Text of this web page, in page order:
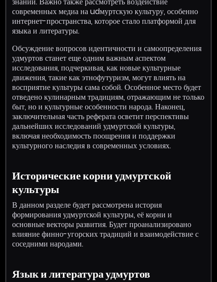
современных медиа на udмуртскую культуру, особенно
интернет-пространства, которое стало платформой для
языка и литературы.
Обсуждение вопросов идентичности и самоопределения
удмуртов станет еще одним важным аспектом
исследования, подчеркивая, как новые культурные
движения, такие как этнофутуризм, могут влиять на
восприятие культуры сама собой. Особенное место будет
отведено кулинарным традициям, отражающим не только
быт, но и культурные особенности народа. Наконец,
заключительная часть реферата осветит перспективы
дальнейших исследований удмуртской культуры,
включая необходимость поощрения и поддержки
культурного наследия в современных условиях.
Исторические корни удмуртской
культуры
В данном разделе будет рассмотрена история
формирования удмуртской культуры, её корни и
основные векторы развития. Будет проанализировано
влияние финно-угорских традиций и взаимодействие с
соседними народами.
Язык и литература удмуртов